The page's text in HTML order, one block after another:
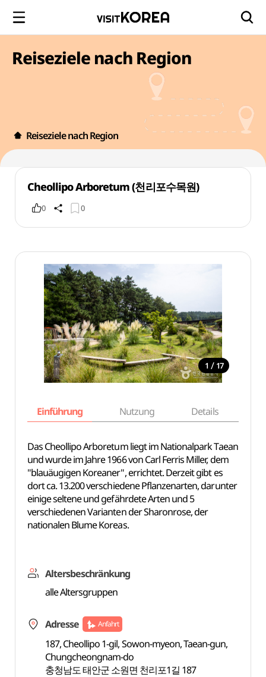
Reiseziele nach Region
Reiseziele nach Region
Cheollipo Arboretum (천리포수목원)
0 0
1 / 17
Einführung Nutzung Details
Das Cheollipo Arboretum liegt im Nationalpark Taean
und wurde im Jahre 1966 von Carl Ferris Miller, dem
"blauäugigen Koreaner", errichtet. Derzeit gibt es
dort ca. 13.200 verschiedene Pflanzenarten, darunter
einige seltene und gefährdete Arten und 5
verschiedenen Varianten der Sharonrose, der
nationalen Blume Koreas.
Altersbeschränkung
alle Altersgruppen
Adresse Anfahrt
187, Cheollipo 1-gil, Sowon-myeon, Taean-gun,
Chungcheongnam-do
충청남도 태안군 소원면 천리포1길 187